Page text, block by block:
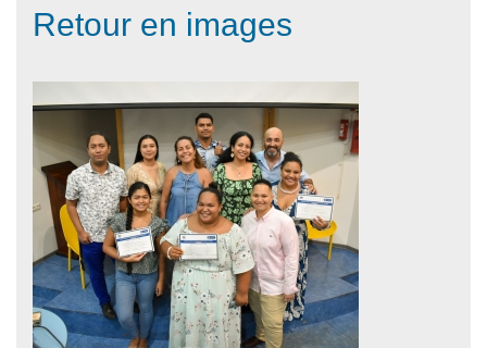
Retour en images